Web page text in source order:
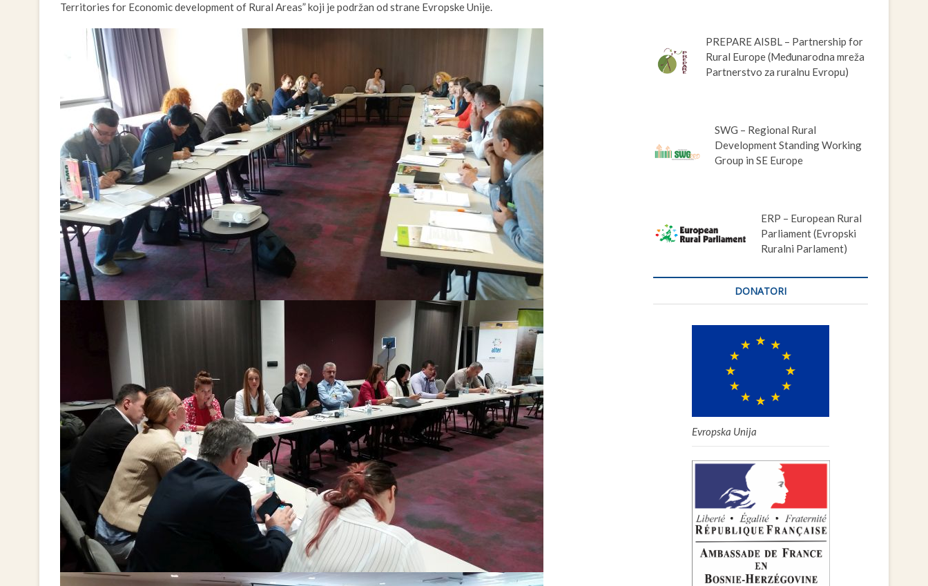
Territories for Economic development of Rural Areas” koji je podržan od strane Evropske Unije.
PREPARE AISBL – Partnership for
Rural Europe (Međunarodna mreža
Partnerstvo za ruralnu Evropu)
SWG – Regional Rural
Development Standing Working
Group in SE Europe
ERP – European Rural
Parliament (Evropski
Ruralni Parlament)
DONATORI
Evropska Unija